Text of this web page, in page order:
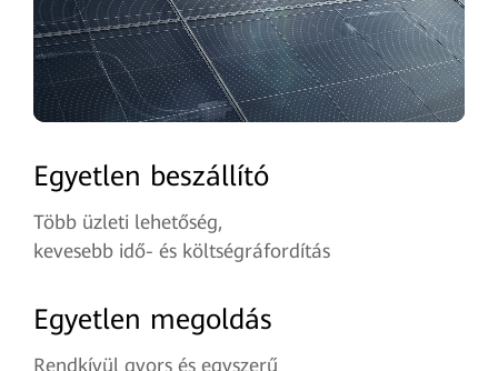
Egyetlen beszállító
Több üzleti lehetőség,
kevesebb idő- és költségráfordítás
Egyetlen megoldás
Rendkívül gyors és egyszerű